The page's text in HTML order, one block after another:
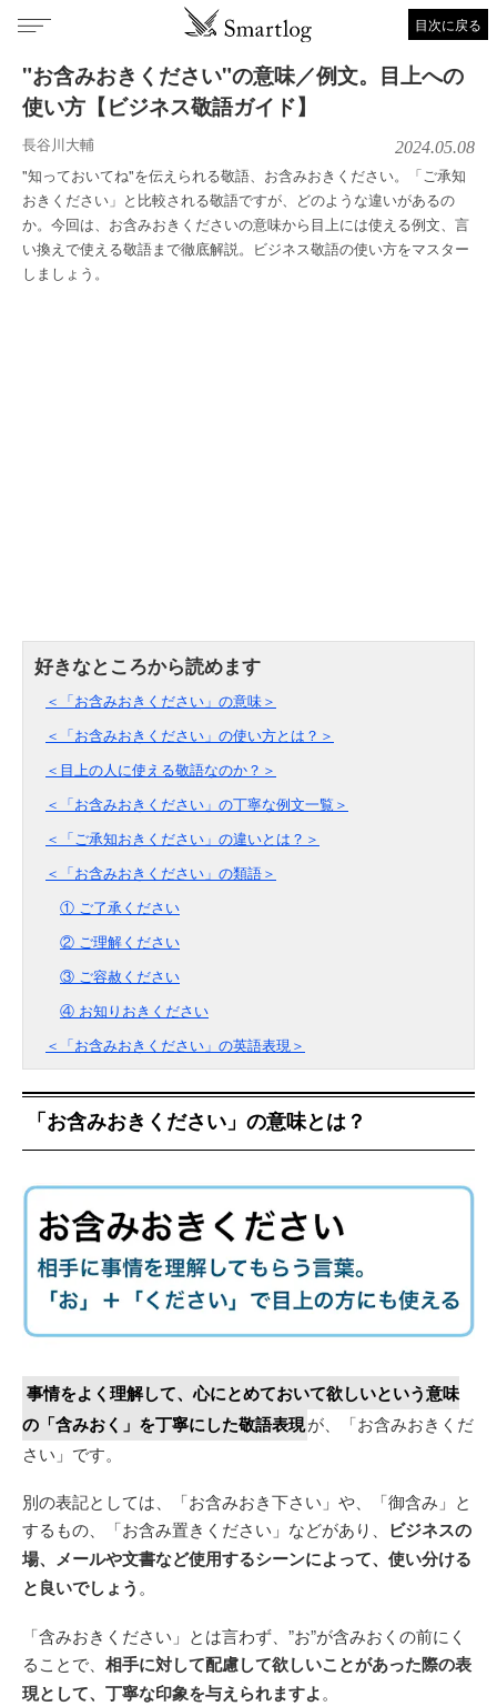
目次に戻る
"お含みおきください"の意味／例文。目上への
使い方【ビジネス敬語ガイド】
長谷川大輔 2024.05.08
"知っておいてね"を伝えられる敬語、お含みおきください。「ご承知
おきください」と比較される敬語ですが、どのような違いがあるの
か。今回は、お含みおきくださいの意味から目上には使える例文、言
い換えで使える敬語まで徹底解説。ビジネス敬語の使い方をマスター
しましょう。
＜「お含みおきください」の意味＞
＜「お含みおきください」の使い方とは？＞
＜目上の人に使える敬語なのか？＞
＜「お含みおきください」の丁寧な例文一覧＞
＜「ご承知おきください」の違いとは？＞
＜「お含みおきください」の類語＞
① ご了承ください
② ご理解ください
③ ご容赦ください
④ お知りおきください
＜「お含みおきください」の英語表現＞
「お含みおきください」の意味とは？
事情をよく理解して、心にとめておいて欲しいという意味
の「含みおく」を丁寧にした敬語表現が、「お含みおきくだ
さい」です。
別の表記としては、「お含みおき下さい」や、「御含み」と
するもの、「お含み置きください」などがあり、 ビジネスの
場、メールや文書など使用するシーンによって、使い分ける
と良いでしょう 。
「含みおきください」とは言わず、”お”が含みおくの前にく
ることで、 相手に対して配慮して欲しいことがあった際の表
現として、丁寧な印象を与えられますよ。